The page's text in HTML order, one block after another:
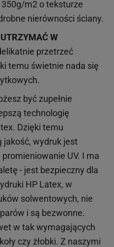
m2 o teksturze
nierówności ściany.
W
przetrzeć
temu świetnie nada się
być zupełnie
technologię
Dzięki temu
jakość, wydruk jest
UV. I ma
- jest bezpieczny dla
HP Latex, w
solwentowych, nie
i są bezwonne.
w tak wymagających
czy żłobki. Z naszymi